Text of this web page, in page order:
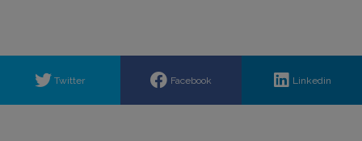
Twitter Facebook Linkedin